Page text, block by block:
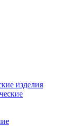
изделия